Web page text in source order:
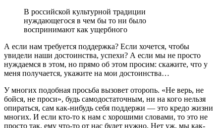
В российской культурной традиции
нуждающегося в чем бы то ни было
воспринимают как ущербного
А если нам требуется поддержка? Если хочется, чтобы
увидели наши достоинства, успехи? А если мы не просто
нуждаемся в этом, но прямо об этом просим: скажите, что у
меня получается, укажите на мои достоинства…
У многих подобная просьба вызовет оторопь. «Не верь, не
бойся, не проси», будь самодостаточным, ни на кого нельзя
опираться, сам как-нибудь себя поддержи — это кредо жизни
многих. И если кто-то к нам с хорошими словами, то это не
просто так, ему что-то от нас будет нужно. Нет уж, мы как-